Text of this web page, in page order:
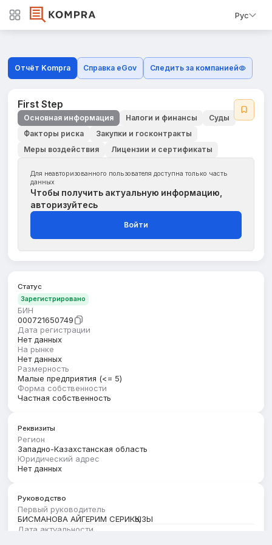
Рус
Отчёт Kompra Справка eGov Следить за компанией
First Step
Основная информация Налоги и финансы
Суды
Факторы риска
Закупки и госконтракты
Меры воздействия
Лицензии и сертификаты
Для неавторизованного пользователя доступна только часть
данных
Чтобы получить актуальную информацию,
авторизуйтесь
Войти
Статус
Зарегистрировано
БИН
000721650749
Дата регистрации
Нет данных
На рынке
Нет данных
Размерность
Малые предприятия (<= 5)
Форма собственности
Частная собственность
Реквизиты
Регион
Западно-Казахстанская область
Юридический адрес
Нет данных
Руководство
Первый руководитель
БИСМАНОВА АЙГЕРИМ СЕРИКҚЫЗЫ
Дата актуальности